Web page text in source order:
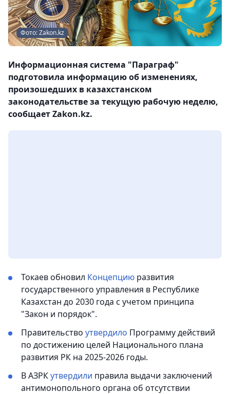
Фото: Zakon.kz
Информационная система "Параграф"
подготовила информацию об изменениях,
произошедших в казахстанском
законодательстве за текущую рабочую неделю,
сообщает Zakon.kz.
Токаев обновил Концепцию развития
государственного управления в Республике
Казахстан до 2030 года с учетом принципа
"Закон и порядок".
Правительство утвердило Программу действий
по достижению целей Национального плана
развития РК на 2025-2026 годы.
В АЗРКутвердили правила выдачи заключений
антимонопольного органа об отсутствии